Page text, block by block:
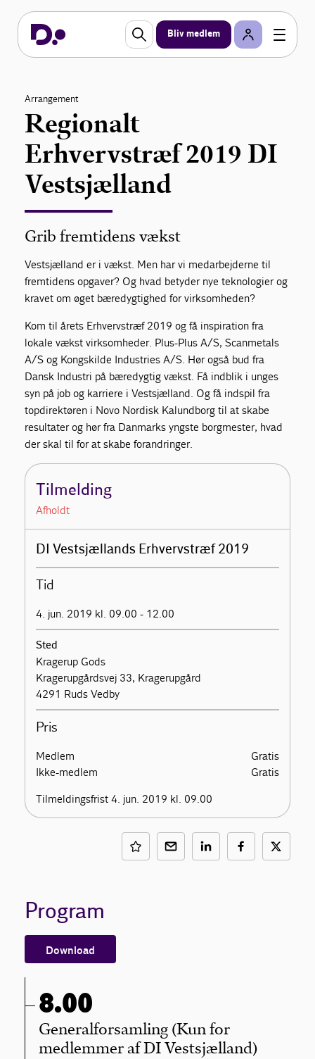
Bliv medlem
Arrangement
Regionalt
Erhvervstræf 2019 DI
Vestsjælland
Grib fremtidens vækst
Vestsjælland er i vækst. Men har vi medarbejderne til
fremtidens opgaver? Og hvad betyder nye teknologier og
kravet om øget bæredygtighed for virksomheden?
Kom til årets Erhvervstræf 2019 og få inspiration fra
lokale vækst virksomheder. Plus-Plus A/S, Scanmetals
A/S og Kongskilde Industries A/S. Hør også bud fra
Dansk Industri på bæredygtig vækst. Få indblik i unges
syn på job og karriere i Vestsjælland. Og få indspil fra
topdirektøren i Novo Nordisk Kalundborg til at skabe
resultater og hør fra Danmarks yngste borgmester, hvad
der skal til for at skabe forandringer.
Tilmelding
Afholdt
DI Vestsjællands Erhvervstræf 2019
Tid
4. jun. 2019 kl. 09.00 - 12.00
Sted
Kragerup Gods
Kragerupgårdsvej 33, Kragerupgård
4291 Ruds Vedby
Pris
Medlem
Gratis
Ikke-medlem
Gratis
Tilmeldingsfrist 4. jun. 2019 kl. 09.00
Program
Download
8.00
Generalforsamling (Kun for
medlemmer af DI Vestsjælland)